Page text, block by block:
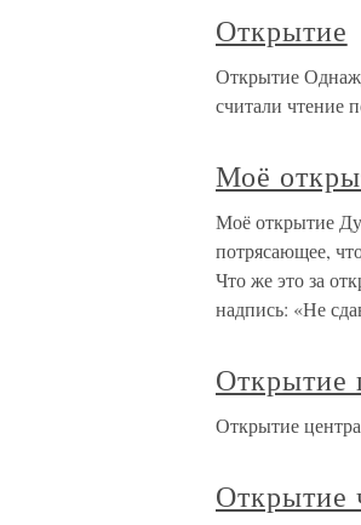
Открытие
Открытие
считали чтение
Моё
Моё открытие
потрясающее,
Что же это за
надпись: «Не
Открытие
Открытие
Открытие